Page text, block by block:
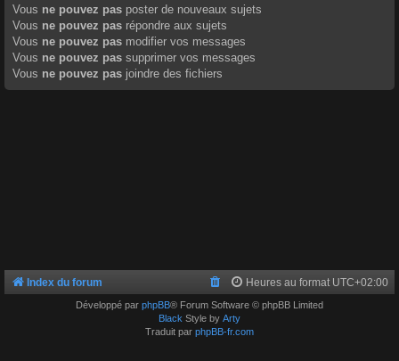
Vous ne pouvez pas poster de nouveaux sujets
Vous ne pouvez pas répondre aux sujets
Vous ne pouvez pas modifier vos messages
Vous ne pouvez pas supprimer vos messages
Vous ne pouvez pas joindre des fichiers
Index du forum Heures au format UTC+02:00
Développé par phpBB® Forum Software © phpBB Limited
Black Style by Arty
Traduit par phpBB-fr.com